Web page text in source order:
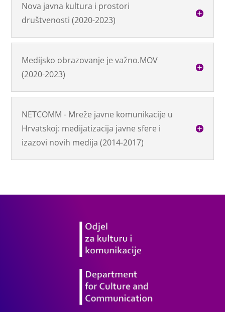
Nova javna kultura i prostori
društvenosti (2020-2023)
Medijsko obrazovanje je važno.MOV
(2020-2023)
NETCOMM - Mreže javne komunikacije u
Hrvatskoj: medijatizacija javne sfere i
izazovi novih medija (2014-2017)